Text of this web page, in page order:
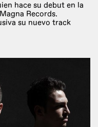
hace su debut en la
Records.
su nuevo track